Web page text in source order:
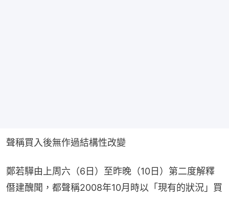
聲稱買入後無作過結構性改變
鄭若驊由上周六（6日）至昨晚（10日）第二度解釋
僭建醜聞，都聲稱2008年10月時以「現有的狀況」買